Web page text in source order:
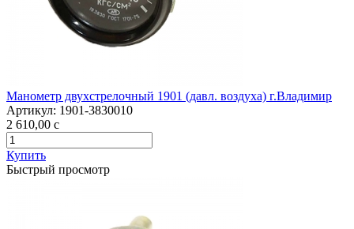
Манометр двухстрелочный 1901 (давл. воздуха) г.Владимир
Артикул: 1901-3830010
2 610,00 c
Купить
Быстрый просмотр